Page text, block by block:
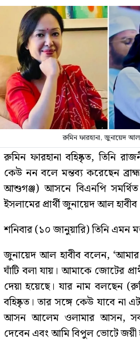
রুমিন ফারহানা, জুনায়েদ আল
রুমিন ফারহানা বহিষ্কৃত, তিনি
কেউ নন বলে মন্তব্য করেছেন
আশুগঞ্জ) আসনে বিএনপি
ইসলামের প্রার্থী জুনায়েদ আল
শনিবার (১০ জানুয়ারি) তিনি এমন
জুনায়েদ আল হাবীব বলেন,
ঘাঁটি বলা যায়। আমাকে জোটের
দেয়া হয়েছে। যার নাম বলছেন
বহিষ্কৃত। তার সঙ্গে কেউ যাবে না
আসন আলেম ওলামার আসন,
দেবেন এবং আমি বিপুল ভোটে জয়ী